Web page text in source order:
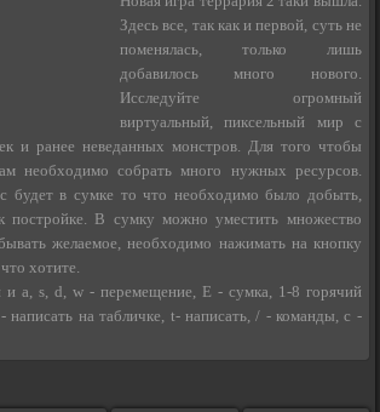
Здесь все, так как и первой, суть не
поменялась, только лишь
добавилось много нового.
Исследуйте огромный
виртуальный, пиксельный мир с
и ранее неведанных монстров. Для того чтобы
необходимо собрать много нужных ресурсов.
будет в сумке то что необходимо было добыть,
постройке. В сумку можно уместить множество
желаемое, необходимо нажимать на кнопку
хотите.
и a, s, d, w - перемещение, E - сумка, 1-8 горячий
написать на табличке, t- написать, / - команды, c -